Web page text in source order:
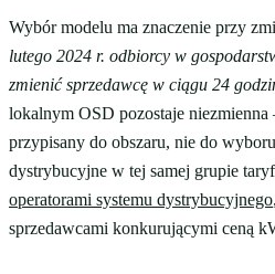
Wybór modelu ma znaczenie przy
lutego 2024 r. odbiorcy w
zmienić sprzedawcę w ciągu 24
lokalnym OSD pozostaje
przypisany do obszaru, nie do
dystrybucyjne w tej samej grupie
operatorami systemu dystrybucyjnego
sprzedawcami konkurującymi ceną